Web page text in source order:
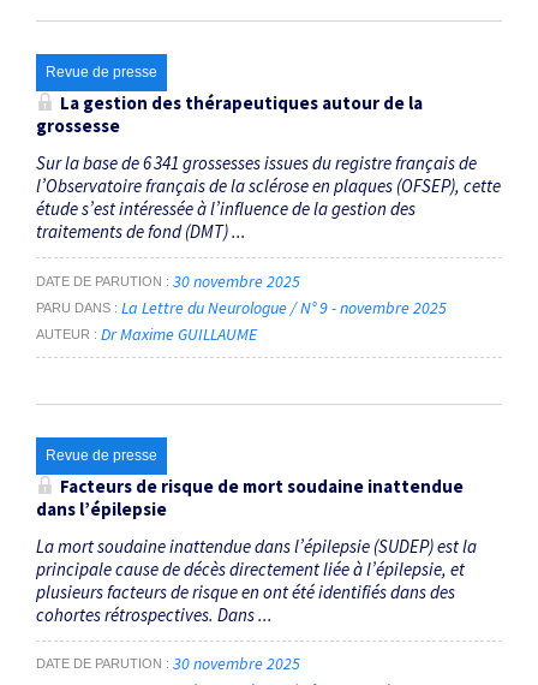
Revue de presse
La gestion des thérapeutiques autour de la
grossesse
Sur la base de 6 341 grossesses issues du registre français de
l’Observatoire français de la sclérose en plaques (OFSEP), cette
étude s’est intéressée à l’influence de la gestion des
traitements de fond (DMT) ...
DATE DE PARUTION 30 novembre 2025
PARU DANS La Lettre du Neurologue / N° 9 - novembre 2025
AUTEUR Dr Maxime GUILLAUME
Revue de presse
Facteurs de risque de mort soudaine inattendue
dans l’épilepsie
La mort soudaine inattendue dans l’épilepsie (SUDEP) est la
principale cause de décès directement liée à l’épilepsie, et
plusieurs facteurs de risque en ont été identifiés dans des
cohortes rétrospectives. Dans ...
DATE DE PARUTION 30 novembre 2025